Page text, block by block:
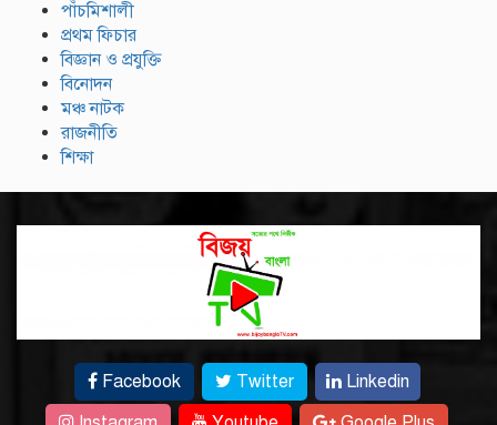
পাঁচমিশালী
প্রথম ফিচার
বিজ্ঞান ও প্রযুক্তি
বিনোদন
মঞ্চ নাটক
রাজনীতি
শিক্ষা
Facebook Twitter
Linkedin